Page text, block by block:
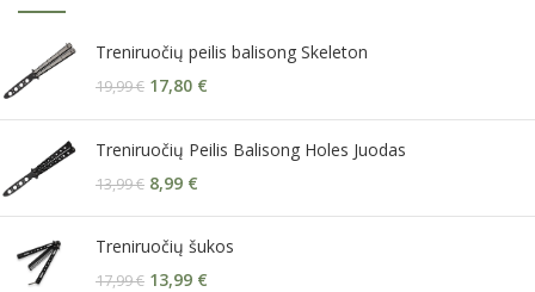
Treniruočių peilis balisong Skeleton
19,99€ 17,80 €
Treniruočių Peilis Balisong Holes Juodas
13,99€ 8,99 €
Treniruočių šukos
17,99€ 13,99 €